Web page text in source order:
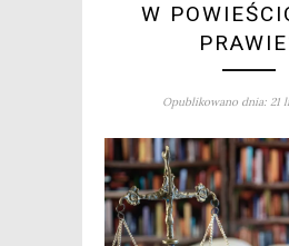
W
Opublikowano dnia: 21